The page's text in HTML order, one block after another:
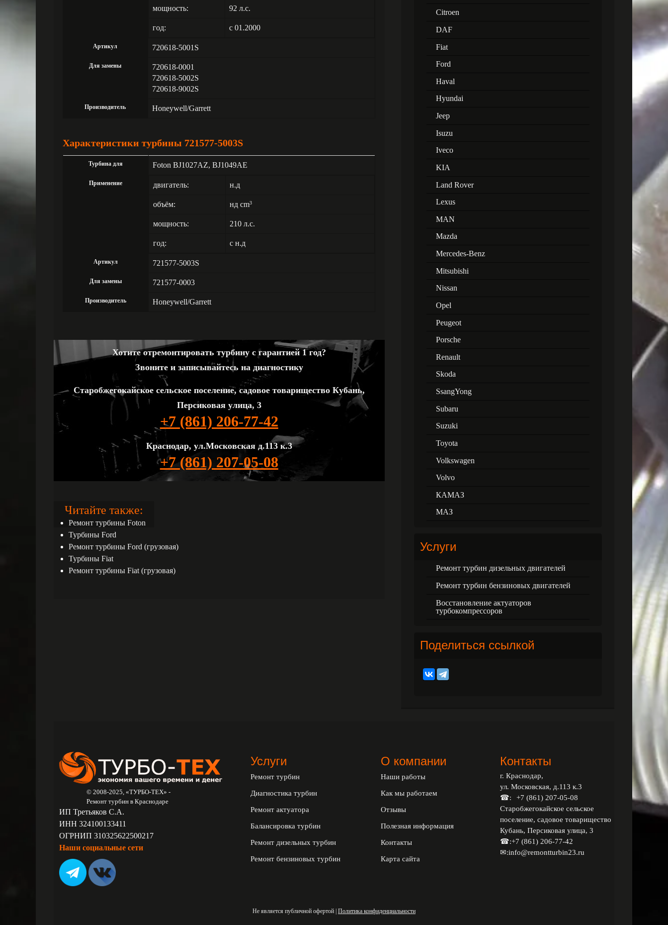
мощность: 92 л.с.
год: с 01.2000
Артикул 720618-5001S
Для замены
720618-0001
720618-5002S
720618-9002S
Производитель Honeywell/Garrett
Характеристики турбины 721577-5003S
Турбина для Foton BJ1027AZ, BJ1049AE
Применение двигатель: н.д
объём: нд cm3
мощность: 210 л.с.
год: с н.д
Артикул 721577-5003S
Для замены 721577-0003
Производитель Honeywell/Garrett
Хотите отремонтировать турбину с гарантией 1 год?
Звоните и записывайтесь на диагностику
Старобжегокайское сельское поселение, садовое товарищество Кубань,
Персиковая улица, 3
+7 (861) 206-77-42
Краснодар, ул.Московская д.113 к.3
+7 (861) 207-05-08
Читайте также:
Ремонт турбины Foton
Турбины Ford
Ремонт турбины Ford (грузовая)
Турбины Fiat
Ремонт турбины Fiat (грузовая)
Citroen
DAF
Fiat
Ford
Haval
Hyundai
Jeep
Isuzu
Iveco
KIA
Land Rover
Lexus
MAN
Mazda
Mercedes-Benz
Mitsubishi
Nissan
Opel
Peugeot
Porsche
Renault
Skoda
SsangYong
Subaru
Suzuki
Toyota
Volkswagen
Volvo
КАМАЗ
МАЗ
Услуги
Ремонт турбин дизельных двигателей
Ремонт турбин бензиновых двигателей
Восстановление актуаторов
турбокомпрессоров
Поделиться ссылкой
© 2008-2025, «ТУРБО-ТЕХ» -
Ремонт турбин в Краснодаре
ИП Третьяков С.А.
ИНН 324100133411
ОГРНИП 310325622500217
Наши социальные сети
Услуги
Ремонт турбин
Диагностика турбин
Ремонт актуатора
Балансировка турбин
Ремонт дизельных турбин
Ремонт бензиновых турбин
О компании
Наши работы
Как мы работаем
Отзывы
Полезная информация
Контакты
Карта сайта
Контакты
г. Краснодар,
ул. Московская, д.113 к.3
☎:
+7 (861) 207-05-08
Старобжегокайское сельское
поселение, садовое товарищество
Кубань, Персиковая улица, 3
☎:+7 (861) 206-77-42
✉:info@remontturbin23.ru
Не является публичной офертой | Политика конфиденциальности